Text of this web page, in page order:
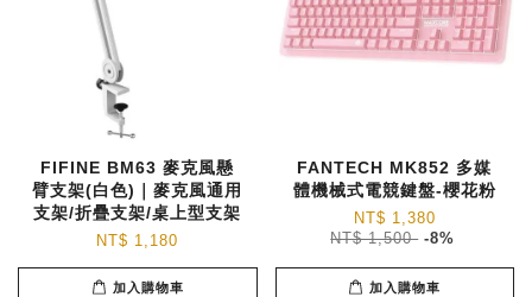
FIFINE BM63 麥克風懸
臂支架(白色)｜麥克風通用
支架/折疊支架/桌上型支架
NT$ 1,180
加入購物車
FANTECH MK852 多媒
體機械式電競鍵盤-櫻花粉
NT$ 1,380
NT$ 1,500 -8%
加入購物車